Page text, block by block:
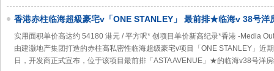
香港赤柱临海超級豪宅v「ONE STANLEY」 最前排★临海v 38号洋
实用面积单价高达约 54180 港元 / 平方呎* 创项目单价新高纪录*香港 -Media
由建灏地产集团打造的赤柱高私密性临海超级豪宅v项目「ONE STANLEY」近
日，开发商正式宣布，位于该项目最前排「ASTA AVENUE」★的临海v38号洋